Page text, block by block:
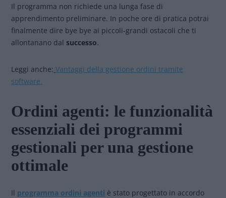
Il programma non richiede una lunga fase di
apprendimento preliminare. In poche ore di pratica potrai
finalmente dire bye bye ai piccoli-grandi ostacoli che ti
allontanano dal successo.
Leggi anche: Vantaggi della gestione ordini tramite
software.
Ordini agenti: le funzionalità
essenziali dei programmi
gestionali per una gestione
ottimale
Il programma ordini agenti è stato progettato in accordo